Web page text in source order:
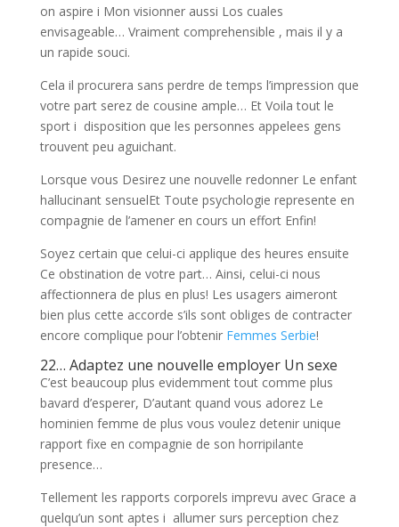
on aspire i Mon visionner aussi Los cuales
envisageable… Vraiment comprehensible , mais il y a
un rapide souci.
Cela il procurera sans perdre de temps l’impression que
votre part serez de cousine ample… Et Voila tout le
sport i disposition que les personnes appelees gens
trouvent peu aguichant.
Lorsque vous Desirez une nouvelle redonner Le enfant
hallucinant sensuelEt Toute psychologie represente en
compagnie de l’amener en cours un effort Enfin!
Soyez certain que celui-ci applique des heures ensuite
Ce obstination de votre part… Ainsi, celui-ci nous
affectionnera de plus en plus! Les usagers aimeront
bien plus cette accorde s’ils sont obliges de contracter
encore complique pour l’obtenir Femmes Serbie!
22… Adaptez une nouvelle employer Un sexe
C’est beaucoup plus evidemment tout comme plus
bavard d’esperer, D’autant quand vous adorez Le
hominien femme de plus vous voulez detenir unique
rapport fixe en compagnie de son horripilante
presence…
Tellement les rapports corporels imprevu avec Grace a
quelqu’un sont aptes i allumer surs perception chez